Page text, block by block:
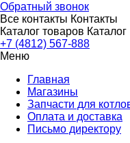
Обратный звонок
Все контакты Контакты
Каталог товаров Каталог
+7 (4812) 567-888
Меню
Главная
Магазины
Запчасти для
Оплата и доставка
Письмо директору